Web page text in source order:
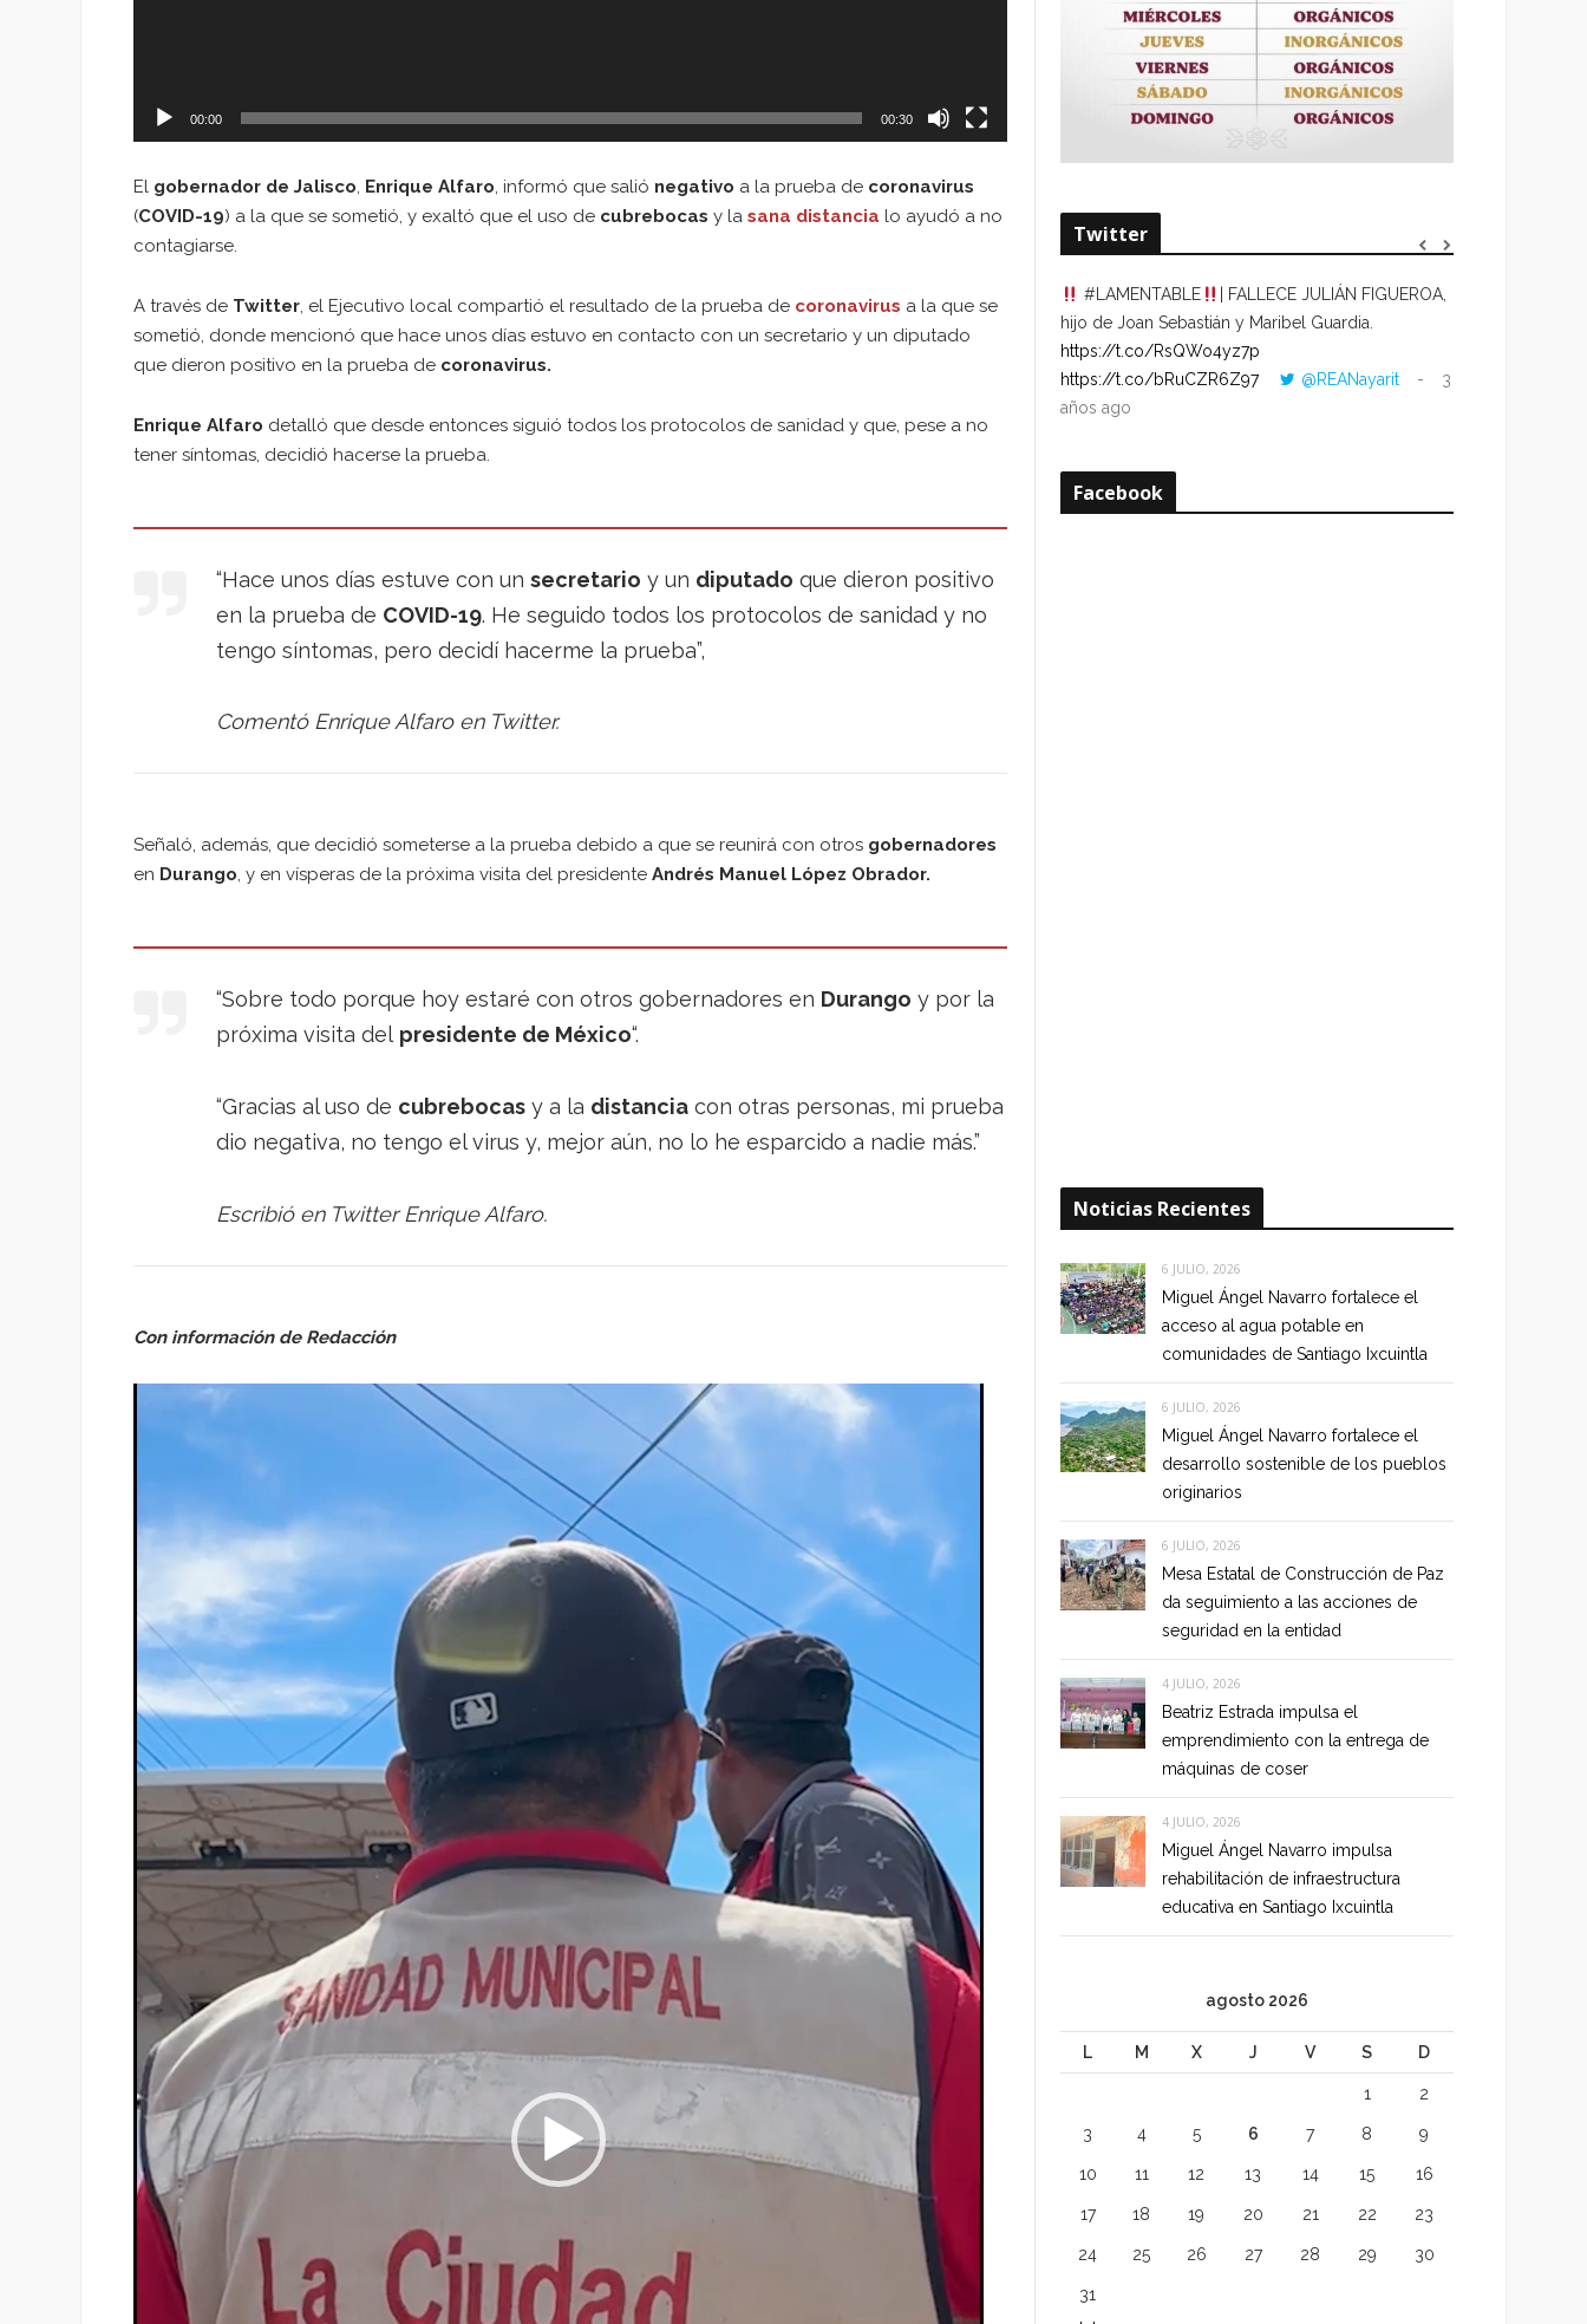
00:00 00:30
El gobernador de Jalisco, Enrique Alfaro, informó que salió negativo a la prueba de coronavirus
(COVID-19) a la que se sometió, y exaltó que el uso de cubrebocas y la sana distancia lo ayudó a no
contagiarse.
A través de Twitter, el Ejecutivo local compartió el resultado de la prueba de coronavirus a la que se
sometió, donde mencionó que hace unos días estuvo en contacto con un secretario y un diputado
que dieron positivo en la prueba de coronavirus.
Enrique Alfaro detalló que desde entonces siguió todos los protocolos de sanidad y que, pese a no
tener síntomas, decidió hacerse la prueba.
“Hace unos días estuve con un secretario y un diputado que dieron positivo
en la prueba de COVID-19. He seguido todos los protocolos de sanidad y no
tengo síntomas, pero decidí hacerme la prueba”,
Comentó Enrique Alfaro en Twitter.
Señaló, además, que decidió someterse a la prueba debido a que se reunirá con otros gobernadores
en Durango, y en vísperas de la próxima visita del presidente Andrés Manuel López Obrador.
“Sobre todo porque hoy estaré con otros gobernadores en Durango y por la
próxima visita del presidente de México“.
“Gracias al uso de cubrebocas y a la distancia con otras personas, mi prueba
dio negativa, no tengo el virus y, mejor aún, no lo he esparcido a nadie más.”
Escribió en Twitter Enrique Alfaro.
Con información de Redacción
Reproductor
Twitter
#LAMENTABLE
| FALLECE JULIÁN FIGUEROA,
hijo de Joan Sebastián y Maribel Guardia.
https://t.co/RsQWo4yz7p
https://t.co/bRuCZR6Z97
@REANayarit
3
años ago
Facebook
Noticias Recientes
6 JULIO, 2026
Miguel Ángel Navarro fortalece el
acceso al agua potable en
comunidades de Santiago Ixcuintla
6 JULIO, 2026
Miguel Ángel Navarro fortalece el
desarrollo sostenible de los pueblos
originarios
6 JULIO, 2026
Mesa Estatal de Construcción de Paz
da seguimiento a las acciones de
seguridad en la entidad
4 JULIO, 2026
Beatriz Estrada impulsa el
emprendimiento con la entrega de
máquinas de coser
4 JULIO, 2026
Miguel Ángel Navarro impulsa
rehabilitación de infraestructura
educativa en Santiago Ixcuintla
agosto 2026
L M X J V S D
1 2
3 4 5 6 7 8 9
10 11 12 13 14 15 16
17 18 19 20 21 22 23
24 25 26 27 28 29 30
31